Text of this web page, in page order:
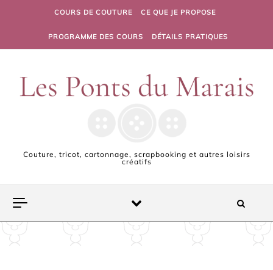
Skip to contentCOURS DE COUTURE CE QUE JE PROPOSE
PROGRAMME DES COURS DÉTAILS PRATIQUES
Couture, tricot, cartonnage, scrapbooking et autres loisirs
créatifs